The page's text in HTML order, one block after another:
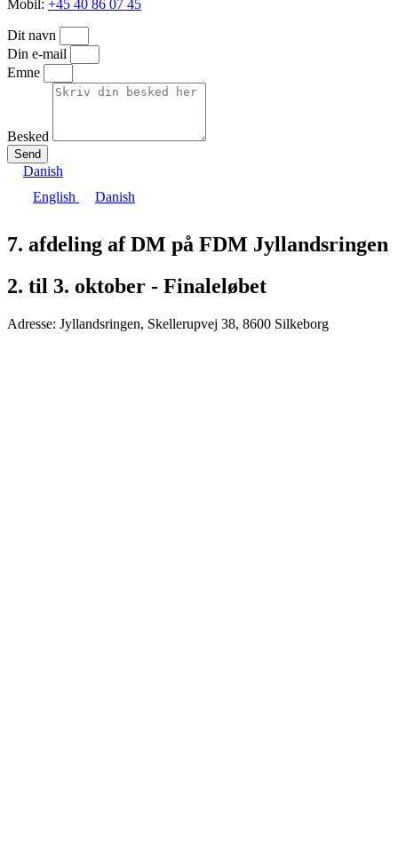
Mobil: +45 40 86 07 45
Dit navn
Din e-mail
Emne
Besked
Send
Danish
English
Danish
7. afdeling af DM på FDM Jyllandsringen
2. til 3. oktober - Finaleløbet
Adresse: Jyllandsringen, Skellerupvej 38, 8600 Silkeborg